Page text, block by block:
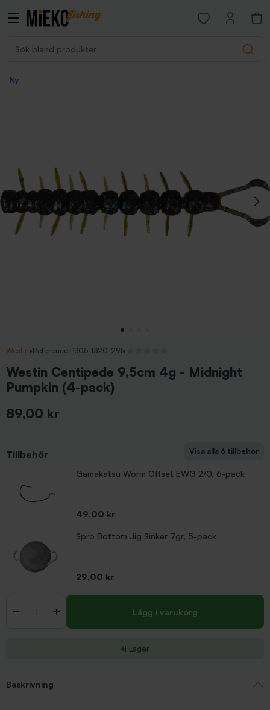
Search
Open favorites
Ny
Westin•Reference P305-1320-291•
Westin Centipede 9,5cm 4g - Midnight
Pumpkin (4-pack)
89,00 kr
Tillbehör Visa alla 6 tillbehör
Gamakatsu Worm Offset EWG 2/0, 6-pack
Pris
49,00 kr
Spro Bottom Jig Sinker 7gr, 5-pack
Pris
29,00 kr
Pris
Pris
Pris
Pris
- + Lägg i varukorg
I Lager
Beskrivning